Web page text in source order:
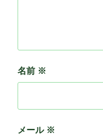
名前 ※
メール ※